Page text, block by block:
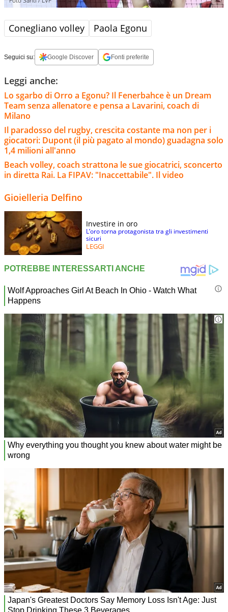
Conegliano volley Paola Egonu
Seguici su: Google Discover Fonti preferite
Leggi anche:
Lo sgarbo di Orro a Egonu? Il Fenerbahce è un Dream
Team senza allenatore e pensa a Lavarini, coach di
Milano
Il paradosso del rugby, crescita costante ma non per i
giocatori: Dupont (il più pagato al mondo) guadagna solo
1,4 milioni all'anno
Beach volley, coach strattona le sue giocatrici, sconcerto
in diretta Rai. La FIPAV: "Inaccettabile". Il video
Gioielleria Delfino
Investire in oro
L’oro torna protagonista tra gli investimenti
sicuri
LEGGI